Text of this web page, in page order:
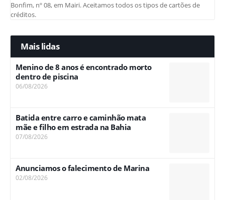
Bonfim, nº 08, em Mairi. Aceitamos todos os tipos de cartões de
créditos.
Mais lidas
Menino de 8 anos é encontrado morto
dentro de piscina
06/08/2026
Batida entre carro e caminhão mata
mãe e filho em estrada na Bahia
07/08/2026
Anunciamos o falecimento de Marina
02/08/2026